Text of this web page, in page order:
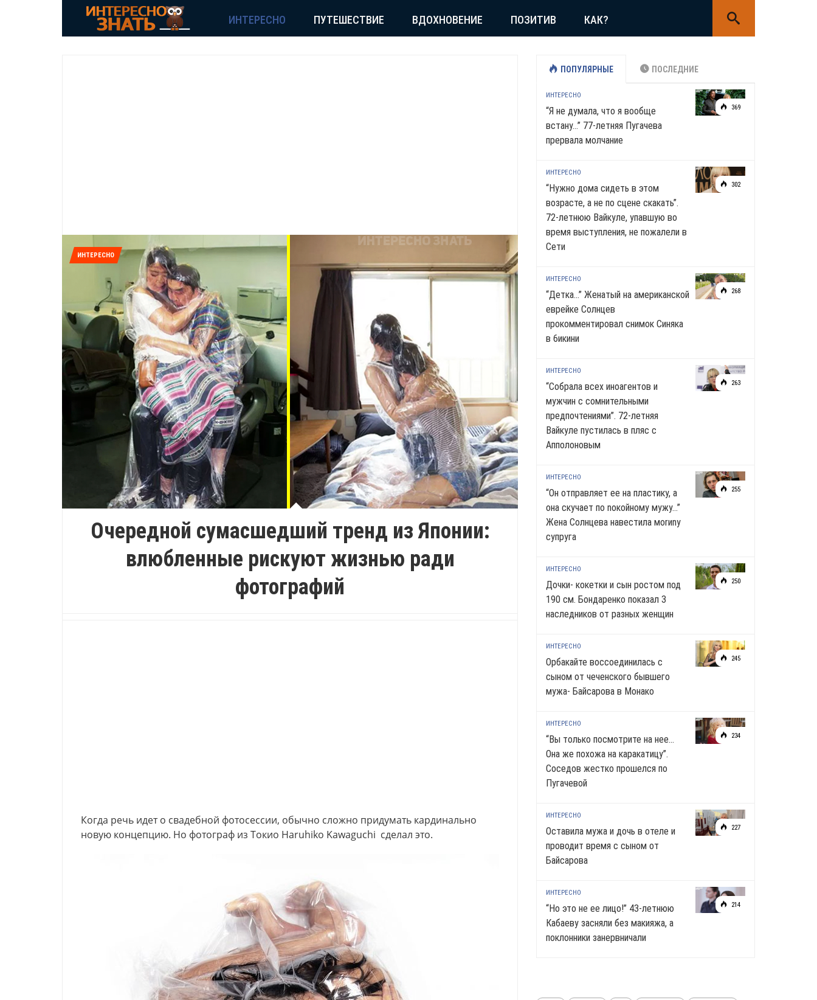
ИНТЕРЕСНО ПУТЕШЕСТВИЕ ВДОХНОВЕНИЕ ПОЗИТИВ КАК?
ИНТЕРЕСНО
Очередной сумасшедший тренд из Японии:
влюбленные рискуют жизнью ради
фотографий
Когда речь идет о свадебной фотосессии, обычно сложно придумать кардинально
новую концепцию. Но фотограф из Токио Haruhiko Kawaguchi сделал это.
ПОПУЛЯРНЫЕ ПОСЛЕДНИЕ
369
ИНТЕРЕСНО
“Я не думала, что я вообще
встану…” 77-летняя Пугачева
прервала молчание
302
ИНТЕРЕСНО
“Нужно дома сидеть в этом
возрасте, а не по сцене скакать”.
72-летнюю Вайкуле, упавшую во
время выступления, не пожалели в
Сети
268
ИНТЕРЕСНО
“Детка…” Женатый на американской
еврейке Солнцев
прокомментировал снимок Синяка
в 6икини
263
ИНТЕРЕСНО
“Собрала всех иноагентов и
мужчин с сомнительными
предпочтениями”. 72-летняя
Вайкуле пустилась в пляс с
Апполоновым
255
ИНТЕРЕСНО
“Он отправляет ее на пластику, а
она скучает по noкoйномy мужу…”
Жена Солнцева навестила моrиnу
супруга
250
ИНТЕРЕСНО
Дочки- кокетки и сын ростом под
190 см. Бондаренко показал 3
наследников от разных женщин
245
ИНТЕРЕСНО
Орбакайте воссоединилась с
сыном от чеченского бывшего
мужа- Байсарова в Монако
234
ИНТЕРЕСНО
“Вы только посмотрите на нее…
Она же похожа на каракатицу”.
Соседов жестко прошелся по
Пугачевой
227
ИНТЕРЕСНО
Оставила мужа и дочь в отеле и
проводит время с сыном от
Байсарова
214
ИНТЕРЕСНО
“Но это не ее лицо!” 43-летнюю
Кабаеву засняли без макияжа, а
поклонники занервничали